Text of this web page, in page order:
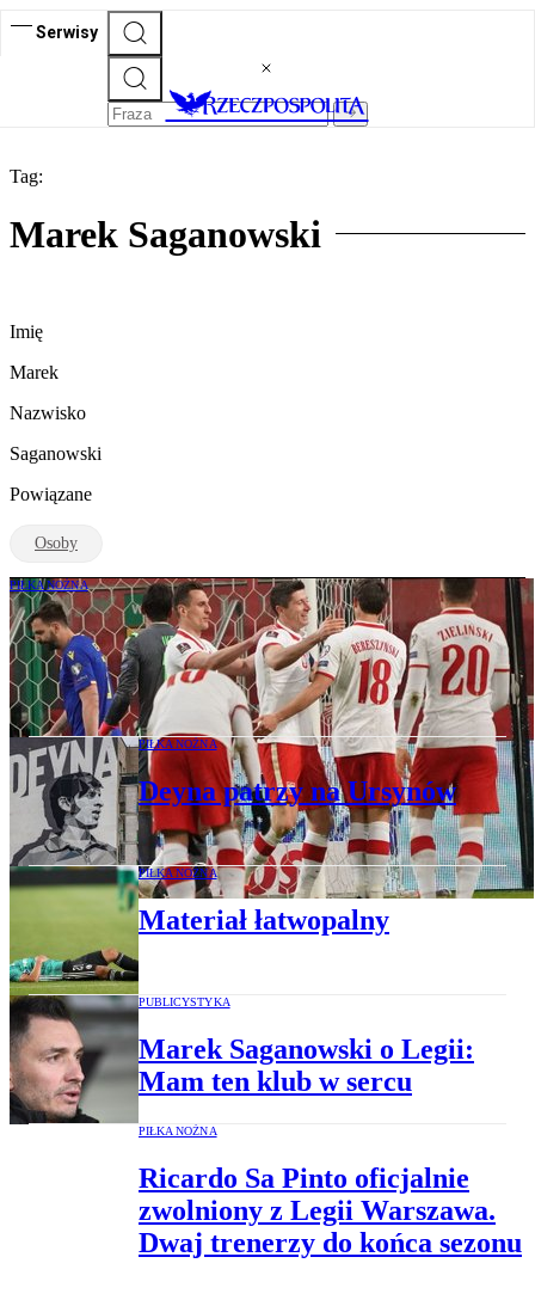
Serwisy
Tag:
Marek Saganowski
Imię
Marek
Nazwisko
Saganowski
Powiązane
Osoby
PIŁKA NOŻNA
Kacper Kozłowski drugim najmłodszym
debiutantem w historii polskiej
reprezentacji
PIŁKA NOŻNA
Deyna patrzy na Ursynów
PIŁKA NOŻNA
Materiał łatwopalny
PUBLICYSTYKA
Marek Saganowski o Legii:
Mam ten klub w sercu
PIŁKA NOŻNA
Ricardo Sa Pinto oficjalnie
zwolniony z Legii Warszawa.
Dwaj trenerzy do końca sezonu